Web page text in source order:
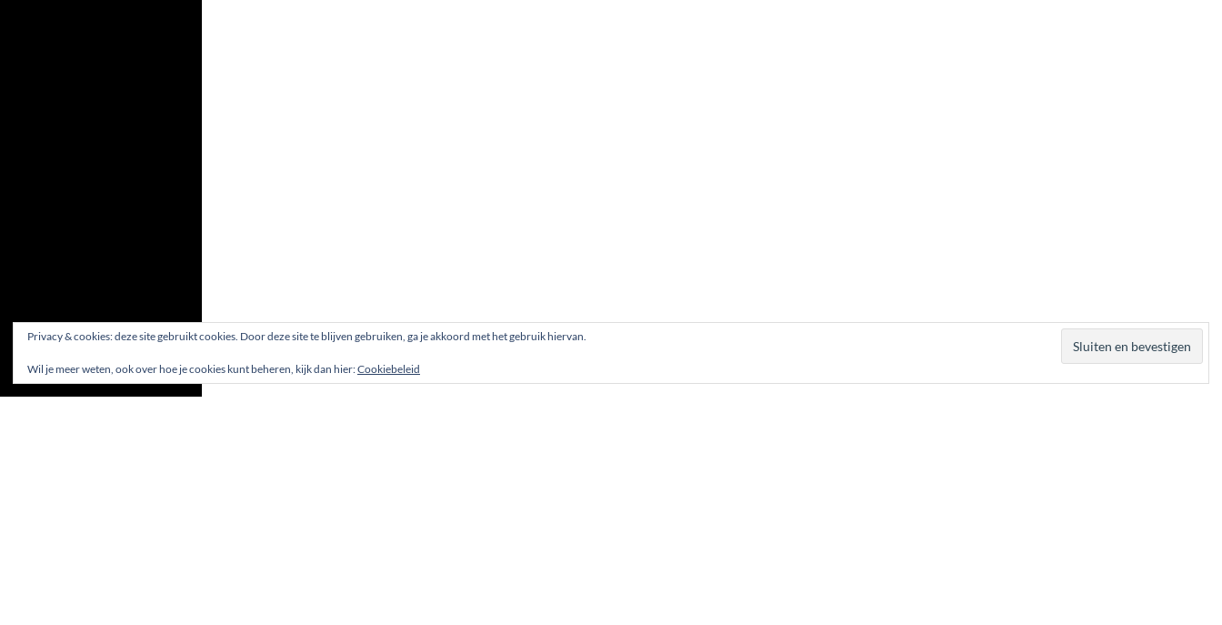
Privacy & cookies: deze site gebruikt cookies. Door deze site te blijven gebruiken, ga je akkoord met het gebruik hiervan.
Wil je meer weten, ook over hoe je cookies kunt beheren, kijk dan hier:Cookiebeleid